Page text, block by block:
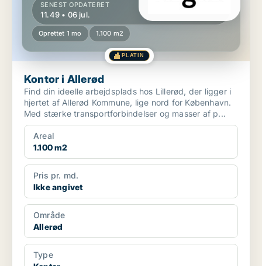
SENEST OPDATERET
11.49 • 06 jul.
Oprettet 1 mo 1.100 m2
PLATIN
Kontor i Allerød
Find din ideelle arbejdsplads hos Lillerød, der ligger i
hjertet af Allerød Kommune, lige nord for København.
Med stærke transportforbindelser og masser af p...
Areal
1.100 m2
Pris pr. md.
Ikke angivet
Område
Allerød
Type